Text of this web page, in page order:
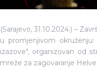
(Sarajevo, 31.10.2024.) –
u promjenjivom
izazove", organizovan od
mreže za zagovaranje